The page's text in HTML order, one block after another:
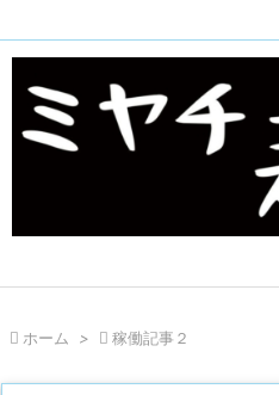
 ホーム >  稼働記事２